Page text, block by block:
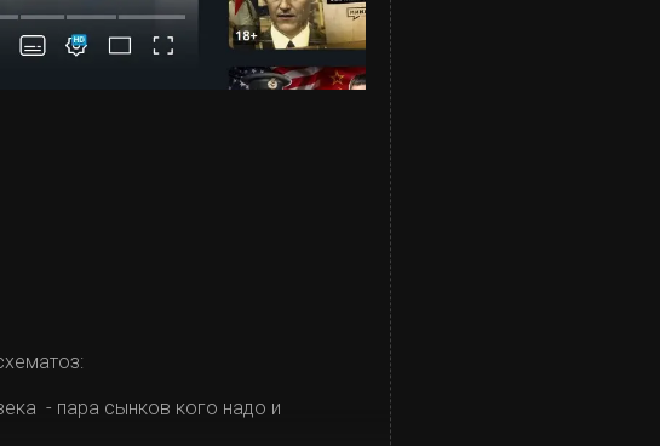
- пара сынков кого надо и